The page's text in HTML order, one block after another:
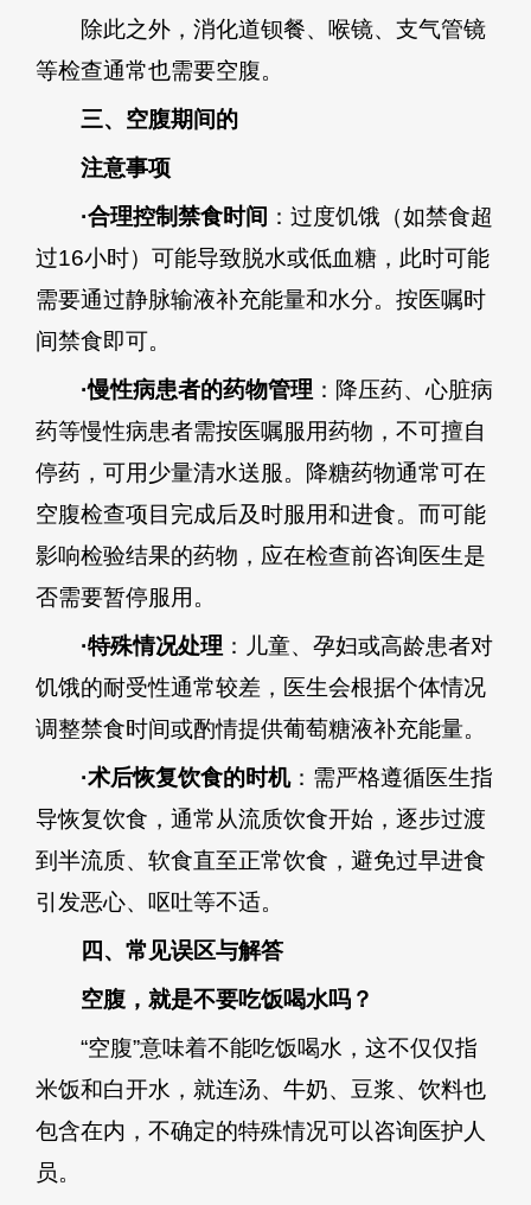
除此之外，消化道钡餐、喉镜、支气管镜
等检查通常也需要空腹。
三、空腹期间的
注意事项
·合理控制禁食时间 ：过度饥饿（如禁食超
过16小时）可能导致脱水或低血糖，此时可能
需要通过静脉输液补充能量和水分。按医嘱时
间禁食即可。
·慢性病患者的药物管理 ：降压药、心脏病
药等慢性病患者需按医嘱服用药物，不可擅自
停药，可用少量清水送服。降糖药物通常可在
空腹检查项目完成后及时服用和进食。而可能
影响检验结果的药物，应在检查前咨询医生是
否需要暂停服用。
·特殊情况处理 ：儿童、孕妇或高龄患者对
饥饿的耐受性通常较差，医生会根据个体情况
调整禁食时间或酌情提供葡萄糖液补充能量。
·术后恢复饮食的时机：需严格遵循医生指
导恢复饮食，通常从流质饮食开始，逐步过渡
到半流质、软食直至正常饮食，避免过早进食
引发恶心、呕吐等不适。
四、常见误区与解答
空腹，就是不要吃饭喝水吗？
“空腹”意味着不能吃饭喝水，这不仅仅指
米饭和白开水，就连汤、牛奶、豆浆、饮料也
包含在内，不确定的特殊情况可以咨询医护人
员。